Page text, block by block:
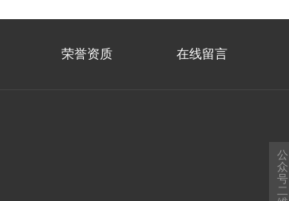
荣誉资质 在线留言
公
众
号
二